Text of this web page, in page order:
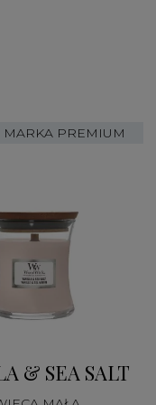
MARKA PREMIUM
& SEA SALT